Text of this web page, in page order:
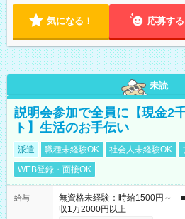
気になる！ 応募する
未読
説明会参加で全員に【現金2
ト】生活のお手伝い
派遣 職種未経験OK 社会人未経験OK
WEB登録・面接OK
給与
無資格未経験：時給1500円～
収1万2000円以上